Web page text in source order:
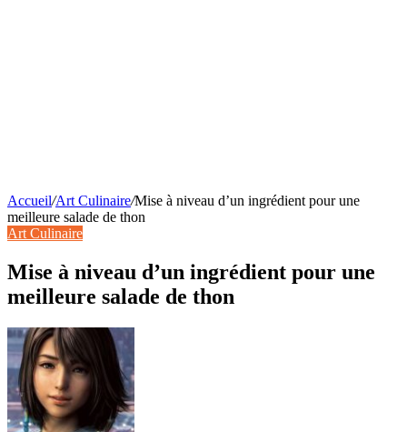
Accueil/Art Culinaire/Mise à niveau d’un ingrédient pour une
meilleure salade de thon
Art Culinaire
Mise à niveau d’un ingrédient pour une
meilleure salade de thon